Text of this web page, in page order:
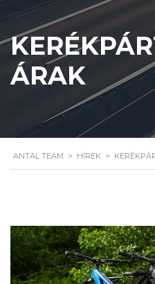
ÁRAK
ANTAL TEAM > HÍREK >